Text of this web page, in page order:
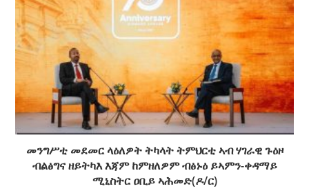
መንግሥቲ መደመር ላዕለዎት ትካላት ትምህርቲ ኣብ ሃገራዊ ጉዕዞ
ብልፅግና ዘይትካእ እጃም ከምዘለዎም ብፅኑዕ ይኣምን-ቀዳማይ
ሚኒስትር ዐቢይ ኣሕመድ(ዶ/ር)